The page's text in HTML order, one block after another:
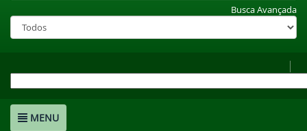
Busca Avançada
MENU